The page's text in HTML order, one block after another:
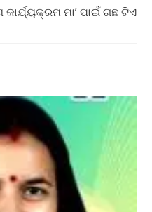
ମା’ ପାଇଁ ଗଛ ଟିଏ